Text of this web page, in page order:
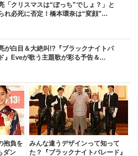
「クリスマスは“ぼっち”でしょ？」と
れ必死に否定！橋本環奈は“変顔”...
が白目＆大絶叫!?『ブラックナイトパ
』Eveが歌う主題歌が彩る予告＆...
抱負を
ダン
みんな違うデザインって知って
た？『ブラックナイトパレード』